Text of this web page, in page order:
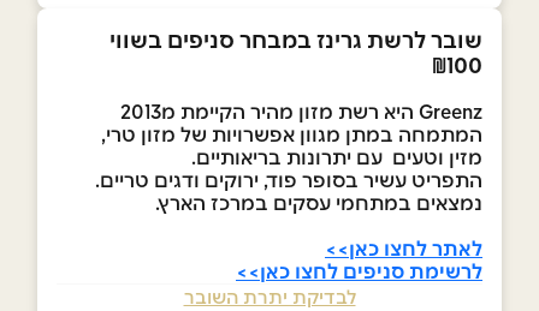
שובר לרשת גרינז במבחר סניפים בשווי
₪100
Greenz היא רשת מזון מהיר הקיימת מ2013
המתמחה במתן מגוון אפשרויות של מזון טרי,
מזין וטעים עם יתרונות בריאותיים.
התפריט עשיר בסופר פוד, ירוקים ודגים טריים.
נמצאים במתחמי עסקים במרכז הארץ.
לאתר לחצו כאן>>
לרשימת סניפים לחצו כאן>>
לבדיקת יתרת השובר